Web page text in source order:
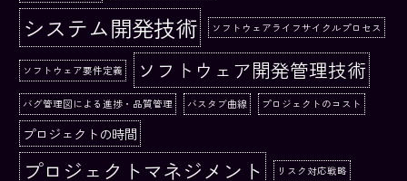
システム開発技術 ソフトウェアライフサイクルプロセス
ソフトウェア要件定義 ソフトウェア開発管理技術
バグ管理図による進捗・品質管理 バスタブ曲線 プロジェクトのコスト
プロジェクトの時間
プロジェクトマネジメント リスク対応戦略